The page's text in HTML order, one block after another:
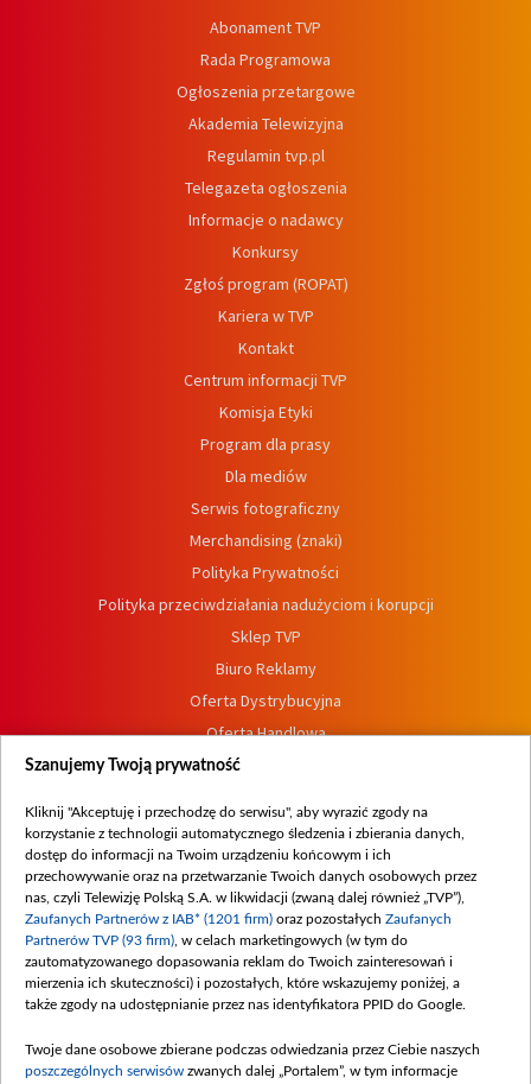
Abonament TVP
Rada Programowa
Ogłoszenia przetargowe
Akademia Telewizyjna
Regulamin tvp.pl
Telegazeta ogłoszenia
Informacje o nadawcy
Konkursy
Zgłoś program (ROPAT)
Kariera w TVP
Kontakt
Centrum informacji TVP
Komisja Etyki
Program dla prasy
Dla mediów
Serwis fotograficzny
Merchandising (znaki)
Polityka Prywatności
Polityka przeciwdziałania nadużyciom i korupcji
Sklep TVP
Biuro Reklamy
Oferta Dystrybucyjna
Oferta Handlowa
Dostępność
Procedura zgłoszeń wewnętrznych
Szanujemy Twoją prywatność
Kliknij "Akceptuję i przechodzę do serwisu", aby wyrazić zgody na
korzystanie z technologii automatycznego śledzenia i zbierania danych,
dostęp do informacji na Twoim urządzeniu końcowym i ich
przechowywanie oraz na przetwarzanie Twoich danych osobowych przez
nas, czyli Telewizję Polską S.A. w likwidacji (zwaną dalej również „TVP”),
Zaufanych Partnerów z IAB* (1201 firm) oraz pozostałych Zaufanych
Partnerów TVP (93 firm) , w celach marketingowych (w tym do
zautomatyzowanego dopasowania reklam do Twoich zainteresowań i
mierzenia ich skuteczności) i pozostałych, które wskazujemy poniżej, a
także zgody na udostępnianie przez nas identyfikatora PPID do Google.
Twoje dane osobowe zbierane podczas odwiedzania przez Ciebie naszych
poszczególnych serwisów zwanych dalej „Portalem”, w tym informacje